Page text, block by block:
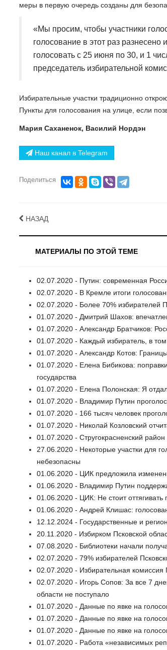
меры в первую очередь созданы для
«Мы просим, чтобы участники
голосование в этот раз
голосовать с 25 июня по 30, и 1
председатель избирательной
Избирательные участки традиционно
Пункты для голосования на улице, если
Мария Саханенок, Василий Нордэн
Наш канал в Telegram
Поделиться
НАЗАД
МАТЕРИАЛЫ ПО ЭТОЙ ТЕМЕ
02.07.2020 - Путин: современная
02.07.2020 - В Кремле итоги
02.07.2020 - Более 70% избирателей
01.07.2020 - Дмитрий Шахов:
01.07.2020 - Александр Братчиков:
01.07.2020 - Каждый избиратель, в
01.07.2020 - Александр Котов:
01.07.2020 - Елена Бибикова:
государства
01.07.2020 - Елена Полонская: Я
01.07.2020 - Владимир Путин
01.07.2020 - 166 тысяч человек
01.07.2020 - Николай Козловский
01.07.2020 - Стругокрасненский
27.06.2020 - Некоторые участки для
небезопасны
01.06.2020 - ЦИК предложила
01.06.2020 - Владимир Путин
01.06.2020 - ЦИК: Не стоит
01.06.2020 - Андрей Клишас:
12.12.2024 - Государственные и
20.11.2020 - Избирком Псковской
07.08.2020 - Библиотеки начали
02.07.2020 - 79% избирателей
02.07.2020 - Избирательная комиссия
02.07.2020 - Игорь Сопов: За все 7
области не поступало
01.07.2020 - Данные по явке на
01.07.2020 - Данные по явке на
01.07.2020 - Данные по явке на
01.07.2020 - Работа «независимых